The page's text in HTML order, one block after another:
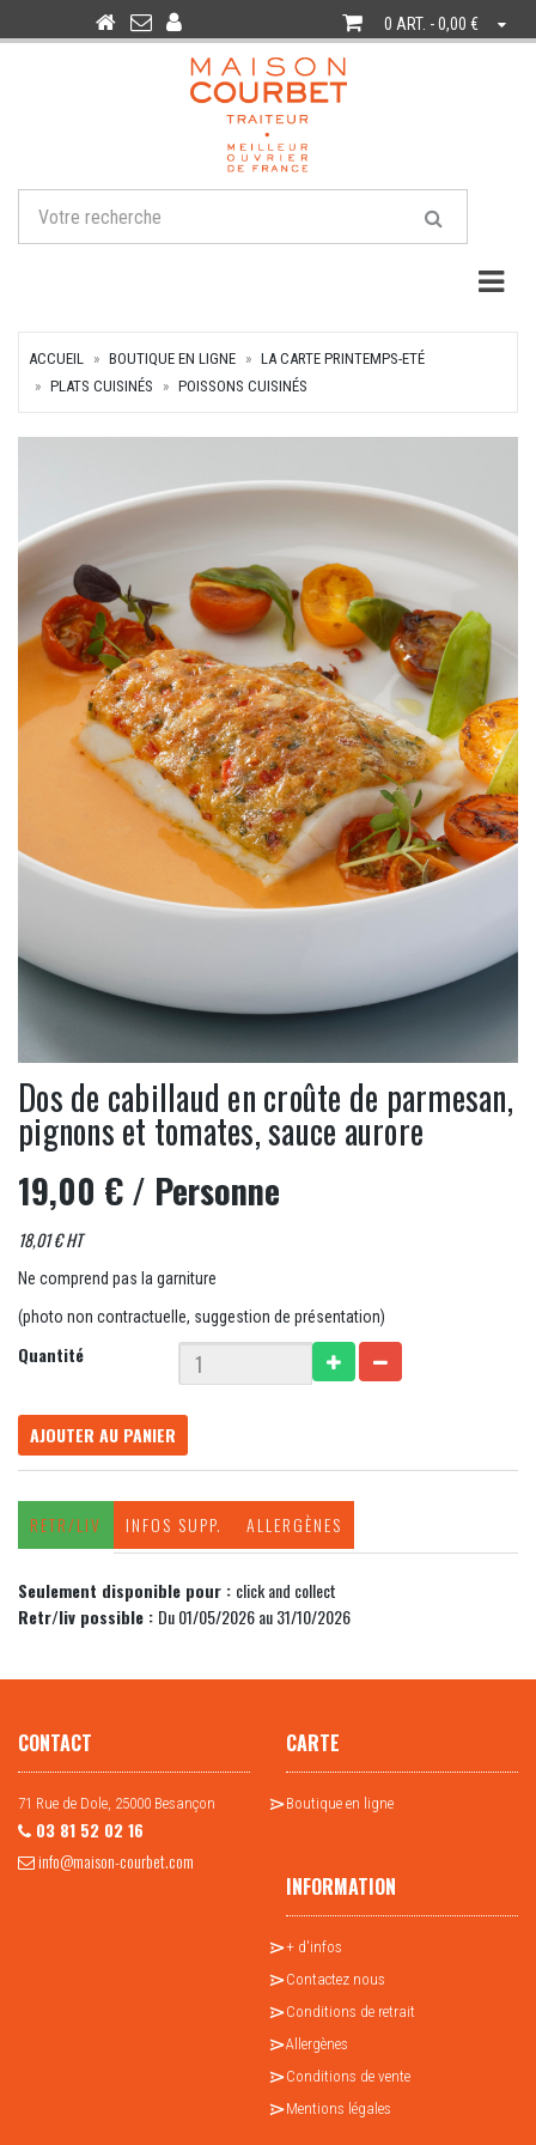
0 ART. - 0,00 €
ACCUEIL BOUTIQUE EN LIGNE
LA CARTE PRINTEMPS-ETÉ
PLATS CUISINÉS
POISSONS CUISINÉS
Dos de cabillaud en croûte de parmesan,
pignons et tomates, sauce aurore
19,00 €/ Personne
18,01 € HT
Ne comprend pas la garniture
(photo non contractuelle, suggestion de présentation)
Quantité
AJOUTER AU PANIER
RETR/LIV INFOS SUPP. ALLERGÈNES
Seulement disponible pour : click and collect
Retr/liv possible : Du 01/05/2026 au 31/10/2026
CONTACT
71 Rue de Dole, 25000 Besançon
03 81 52 02 16
info@maison-courbet.com
CARTE
Boutique en ligne
INFORMATION
+ d'infos
Contactez nous
Conditions de retrait
Allergènes
Conditions de vente
Mentions légales